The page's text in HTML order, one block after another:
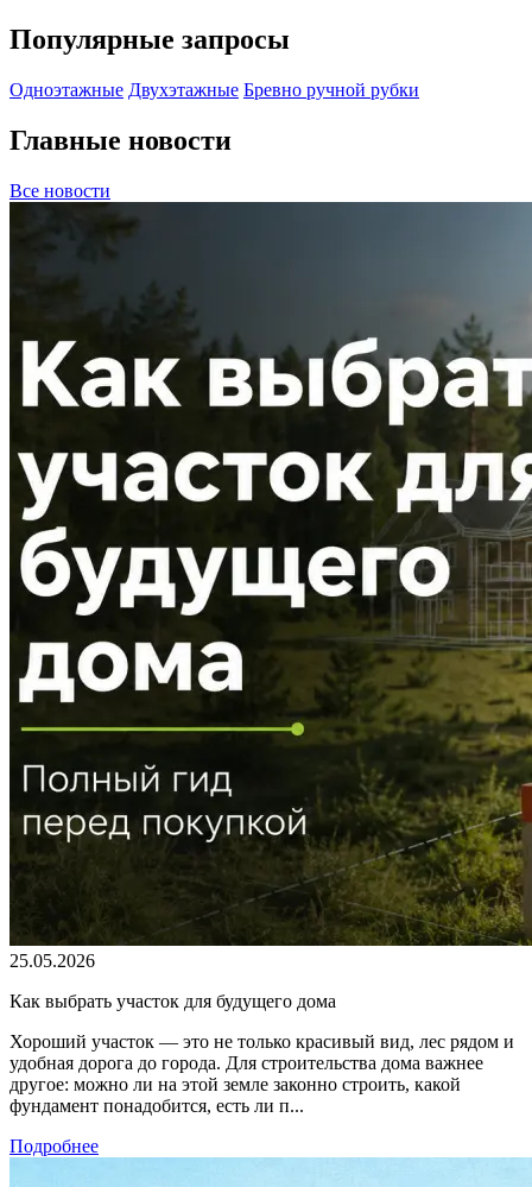
Популярные запросы
Одноэтажные Двухэтажные Бревно ручной рубки
Главные новости
Все новости
25.05.2026
Как выбрать участок для будущего дома
Хороший участок — это не только красивый вид, лес рядом и
удобная дорога до города. Для строительства дома важнее
другое: можно ли на этой земле законно строить, какой
фундамент понадобится, есть ли п...
Подробнее